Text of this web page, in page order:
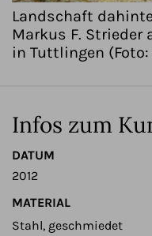
Landschaft
Markus F. Strieder
in Tuttlingen
Infos zum
DATUM
2012
MATERIAL
Stahl, geschmiedet